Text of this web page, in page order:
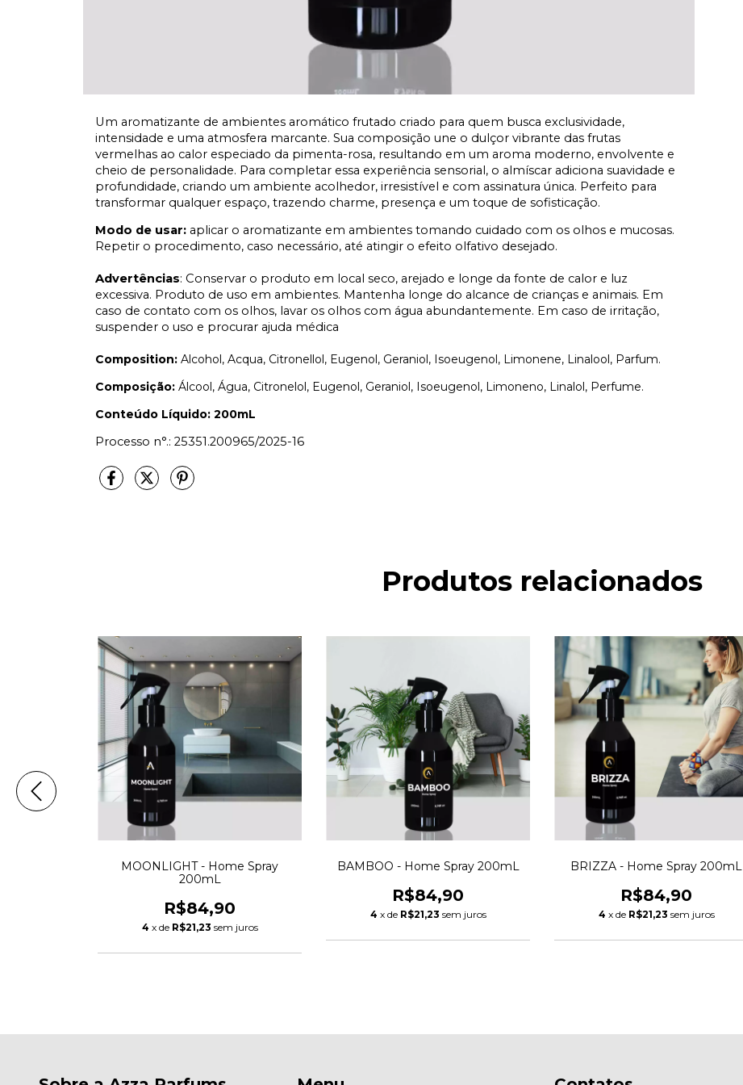
Um aromatizante de ambientes aromático frutado criado para quem busca exclusividade,
intensidade e uma atmosfera marcante. Sua composição une o dulçor vibrante das frutas
vermelhas ao calor especiado da pimenta-rosa, resultando em um aroma moderno, envolvente e
cheio de personalidade. Para completar essa experiência sensorial, o almíscar adiciona suavidade e
profundidade, criando um ambiente acolhedor, irresistível e com assinatura única. Perfeito para
transformar qualquer espaço, trazendo charme, presença e um toque de sofisticação.
Modo de usar: aplicar o aromatizante em ambientes tomando cuidado com os olhos e mucosas.
Repetir o procedimento, caso necessário, até atingir o efeito olfativo desejado.
Advertências: Conservar o produto em local seco, arejado e longe da fonte de calor e luz
excessiva. Produto de uso em ambientes. Mantenha longe do alcance de crianças e animais. Em
caso de contato com os olhos, lavar os olhos com água abundantemente. Em caso de irritação,
suspender o uso e procurar ajuda médica
Composition: Alcohol, Acqua, Citronellol, Eugenol, Geraniol, Isoeugenol, Limonene, Linalool, Parfum.
Composição: Álcool, Água, Citronelol, Eugenol, Geraniol, Isoeugenol, Limoneno, Linalol, Perfume.
Conteúdo Líquido: 200mL
Processo n°.: 25351.200965/2025-16
Produtos relacionados
MOONLIGHT - Home Spray
200mL
R$84,90
4 x de R$21,23 sem juros
BAMBOO - Home Spray 200mL
R$84,90
4 x de R$21,23 sem juros
BRIZZA - Home Spray 200mL
R$84,90
4 x de R$21,23 sem juros